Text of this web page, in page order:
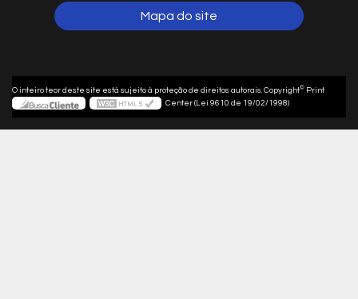
Mapa do site
O inteiro teor deste site está sujeito à proteção de direitos autorais. Copyright© Print
Center (Lei 9610 de 19/02/1998)